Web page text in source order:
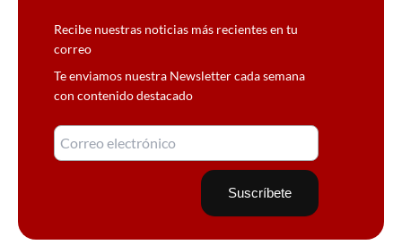
Recibe nuestras noticias más recientes en tu
correo
Te enviamos nuestra Newsletter cada semana
con contenido destacado